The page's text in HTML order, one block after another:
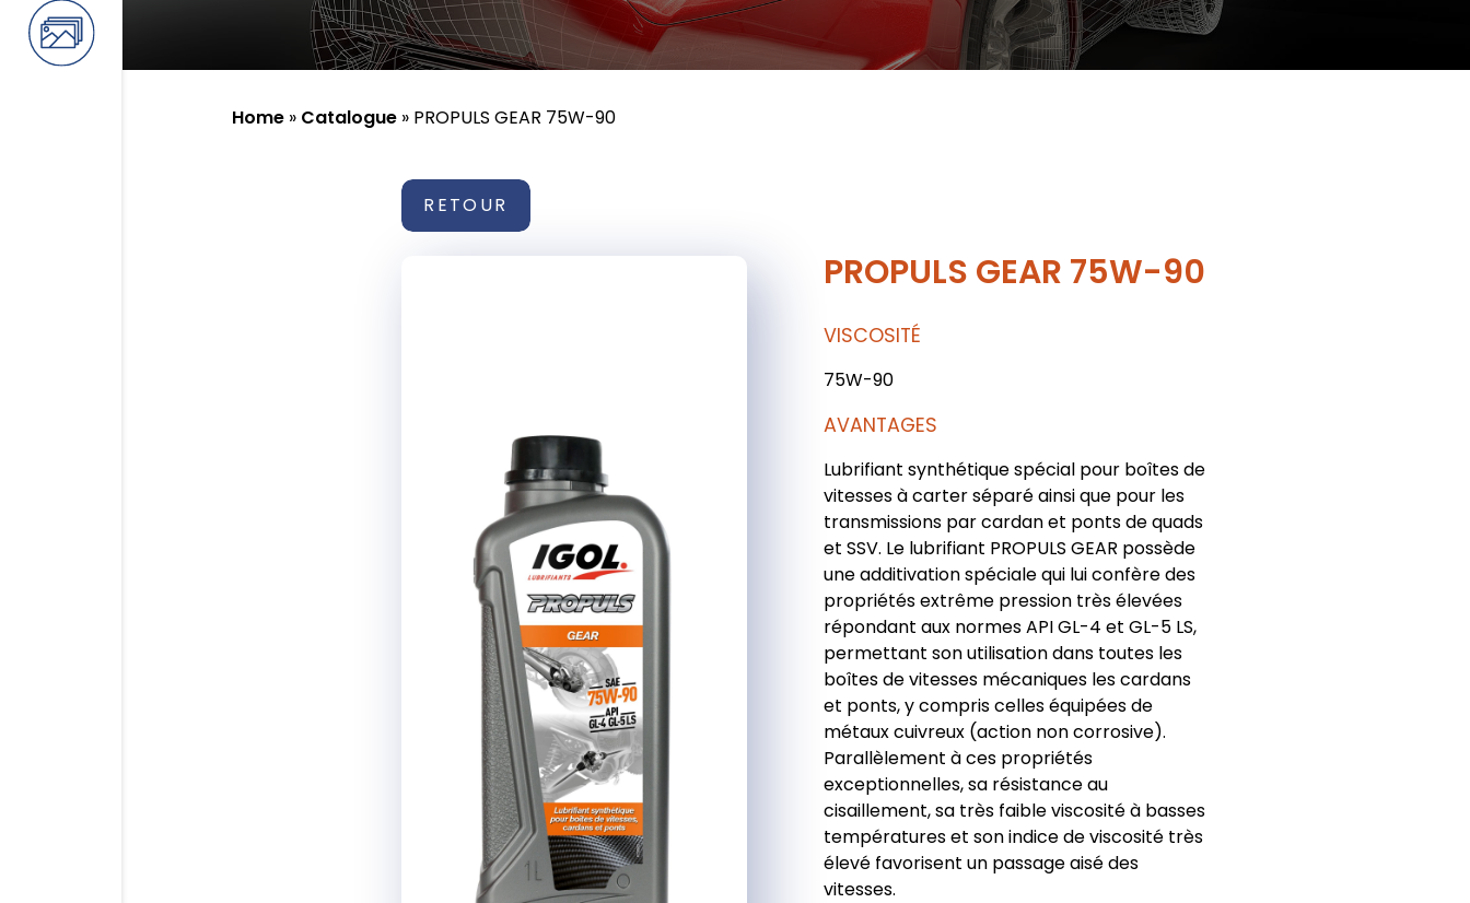
Home » Catalogue » PROPULS GEAR 75W-90
RETOUR
PROPULS GEAR 75W-90
VISCOSITÉ
75W-90
AVANTAGES
Lubrifiant synthétique spécial pour boîtes de
vitesses à carter séparé ainsi que pour les
transmissions par cardan et ponts de quads
et SSV. Le lubrifiant PROPULS GEAR possède
une additivation spéciale qui lui confère des
propriétés extrême pression très élevées
répondant aux normes API GL-4 et GL-5 LS,
permettant son utilisation dans toutes les
boîtes de vitesses mécaniques les cardans
et ponts, y compris celles équipées de
métaux cuivreux (action non corrosive).
Parallèlement à ces propriétés
exceptionnelles, sa résistance au
cisaillement, sa très faible viscosité à basses
températures et son indice de viscosité très
élevé favorisent un passage aisé des
vitesses.